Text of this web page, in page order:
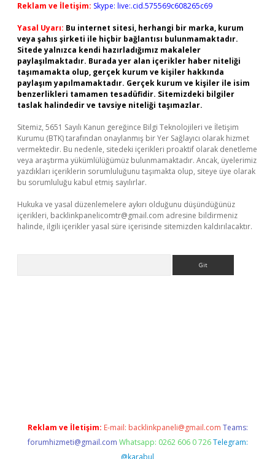
Reklam ve İletişim: Skype: live:.cid.575569c608265c69
Yasal Uyarı: Bu internet sitesi, herhangi bir marka, kurum
veya şahıs şirketi ile hiçbir bağlantısı bulunmamaktadır.
Sitede yalnızca kendi hazırladığımız makaleler
paylaşılmaktadır. Burada yer alan içerikler haber niteliği
taşımamakta olup, gerçek kurum ve kişiler hakkında
paylaşım yapılmamaktadır. Gerçek kurum ve kişiler ile isim
benzerlikleri tamamen tesadüfidir. Sitemizdeki bilgiler
taslak halindedir ve tavsiye niteliği taşımazlar.
Sitemiz, 5651 Sayılı Kanun gereğince Bilgi Teknolojileri ve İletişim
Kurumu (BTK) tarafından onaylanmış bir Yer Sağlayıcı olarak hizmet
vermektedir. Bu nedenle, sitedeki içerikleri proaktif olarak denetleme
veya araştırma yükümlülüğümüz bulunmamaktadır. Ancak, üyelerimiz
yazdıkları içeriklerin sorumluluğunu taşımakta olup, siteye üye olarak
bu sorumluluğu kabul etmiş sayılırlar.
Hukuka ve yasal düzenlemelere aykırı olduğunu düşündüğünüz
içerikleri, backlinkpanelicomtr@gmail.com adresine bildirmeniz
halinde, ilgili içerikler yasal süre içerisinde sitemizden kaldırılacaktır.
Reklam ve İletişim: E-mail: backlinkpaneli@gmail.com Teams:
forumhizmeti@gmail.com Whatsapp: 0262 606 0 726 Telegram:
@karabul